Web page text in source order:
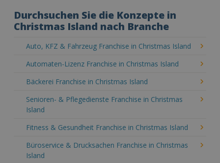
Durchsuchen Sie die Konzepte in
Christmas Island nach Branche
Auto, KFZ & Fahrzeug Franchise in Christmas Island
Automaten-Lizenz Franchise in Christmas Island
Bäckerei Franchise in Christmas Island
Senioren- & Pflegedienste Franchise in Christmas
Island
Fitness & Gesundheit Franchise in Christmas Island
Büroservice & Drucksachen Franchise in Christmas
Island